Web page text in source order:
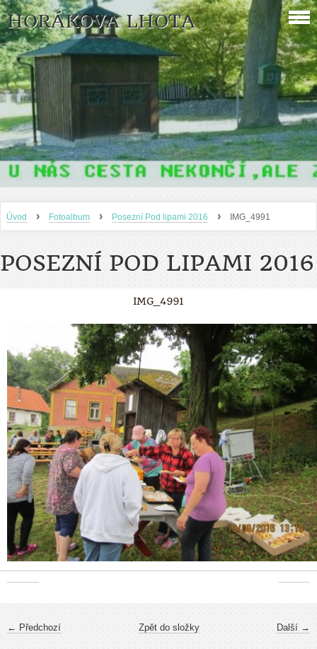
HORÁKOVA LHOTA
Úvod › Fotoalbum › Posezní Pod lipami 2016 › IMG_4991
POSEZNÍ POD LIPAMI 2016
IMG_4991
← Předchozí Další →
Zpět do složky